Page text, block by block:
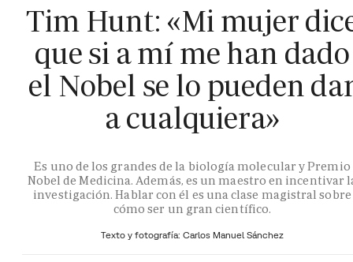
Tim Hunt: «Mi mujer
que si a mí me han dado
el Nobel se lo pueden
a cualquiera»
Es uno de los grandes de la biología molecular y Premio
Nobel de Medicina. Además, es un maestro en incentivar
investigación. Hablar con él es una clase magistral sobre
cómo ser un gran científico.
Texto y fotografía: Carlos Manuel Sánchez